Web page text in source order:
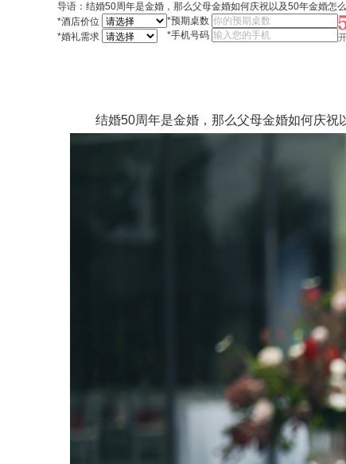
导语：结婚50周年是金婚，那么父母金婚如何庆祝以及50年金婚怎
*酒店价位
*婚礼需求
*预期桌数
*手机号码
结婚50周年是金婚，那么父母金婚如何庆祝